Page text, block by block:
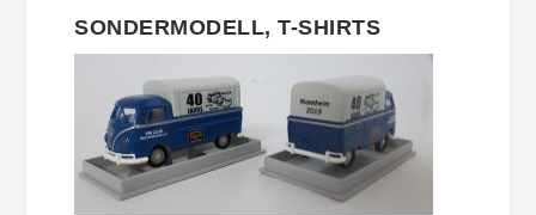
SONDERMODELL, T-SHIRTS